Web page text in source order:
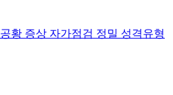
공황 증상 자가점검 정밀 성격유형